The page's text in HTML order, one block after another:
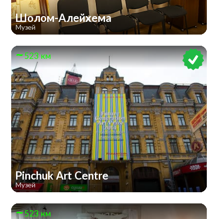
Шолом-Алейхема
Музей
523 км
Pinchuk Art Centre
Музей
523 км